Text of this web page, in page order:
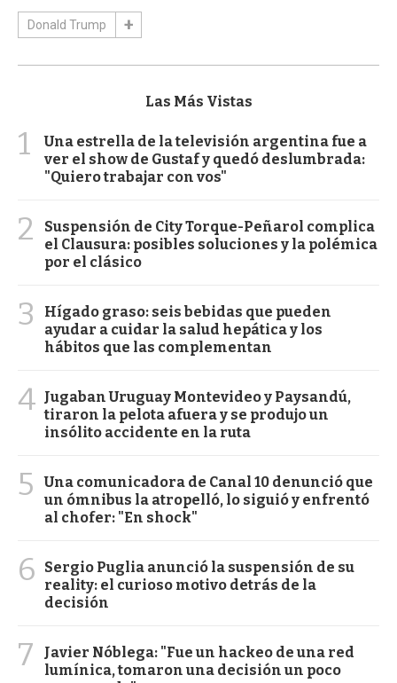
Donald Trump
Las Más Vistas
1
Una estrella de la televisión argentina fue a
ver el show de Gustaf y quedó deslumbrada:
"Quiero trabajar con vos"
2
Suspensión de City Torque-Peñarol complica
el Clausura: posibles soluciones y la polémica
por el clásico
3
Hígado graso: seis bebidas que pueden
ayudar a cuidar la salud hepática y los
hábitos que las complementan
4 Jugaban Uruguay Montevideo y Paysandú,
tiraron la pelota afuera y se produjo un
insólito accidente en la ruta
5
Una comunicadora de Canal 10 denunció que
un ómnibus la atropelló, lo siguió y enfrentó
al chofer: "En shock"
6
Sergio Puglia anunció la suspensión de su
reality: el curioso motivo detrás de la
decisión
7
Javier Nóblega: "Fue un hackeo de una red
lumínica, tomaron una decisión un poco